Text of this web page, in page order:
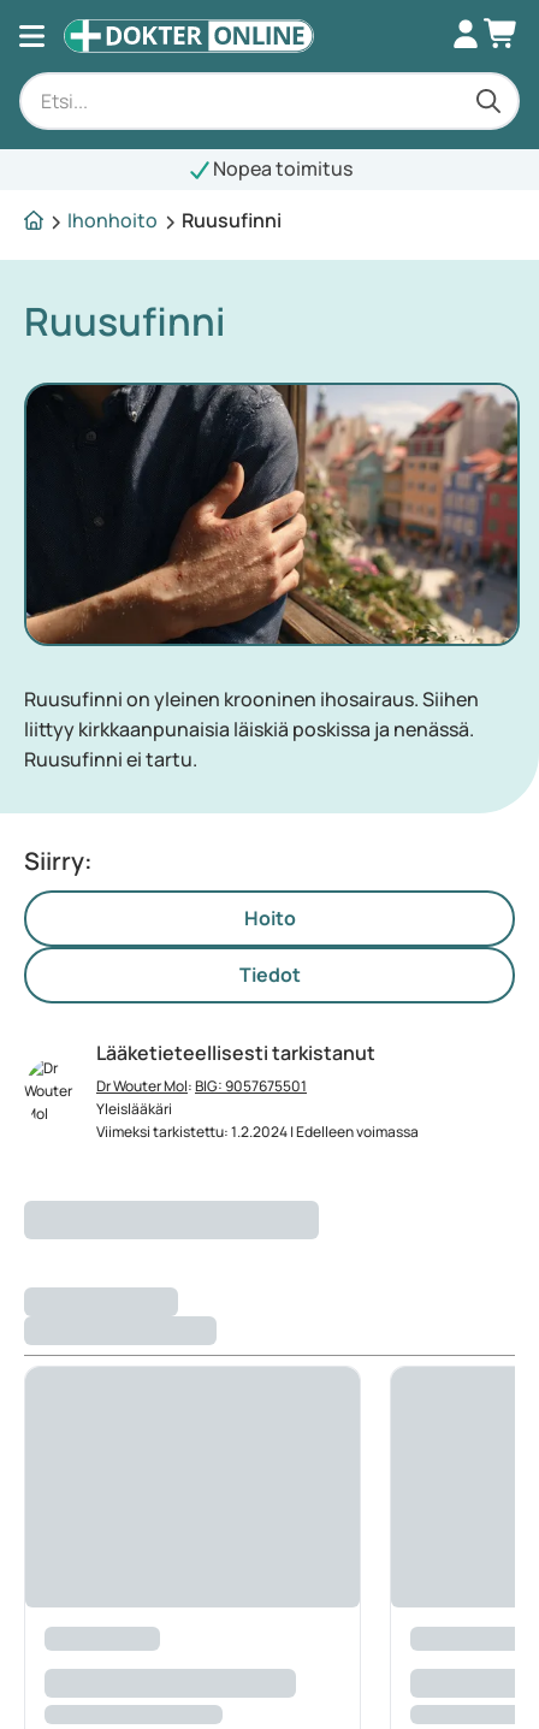
Nopea toimitus
Ihonhoito
Ruusufinni
Ruusufinni
Ruusufinni on yleinen krooninen ihosairaus. Siihen
liittyy kirkkaanpunaisia läiskiä poskissa ja nenässä.
Ruusufinni ei tartu.
Siirry:
Hoito
Tiedot
Lääketieteellisesti tarkistanut
Dr Wouter Mol:BIG: 9057675501
Yleislääkäri
Viimeksi tarkistettu: 1.2.2024 | Edelleen voimassa